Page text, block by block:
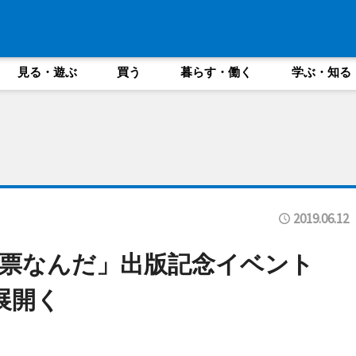
見る・遊ぶ 買う 暮らす・働く 学ぶ・知る
2019.06.12
なんだ」出版記念イベント
く